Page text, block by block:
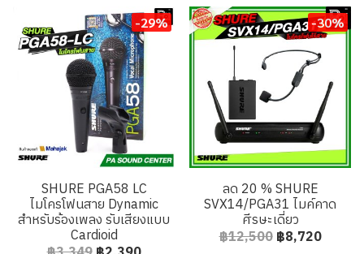
-29%
SHURE PGA58 LC
ไมโครโฟนสาย Dynamic
สำหรับร้องเพลง รับเสียงแบบ
Cardioid
-30%
ลด 20 % SHURE
SVX14/PGA31 ไมค์คาด
ศีรษะเดี่ยว
฿12,500 ฿8,720